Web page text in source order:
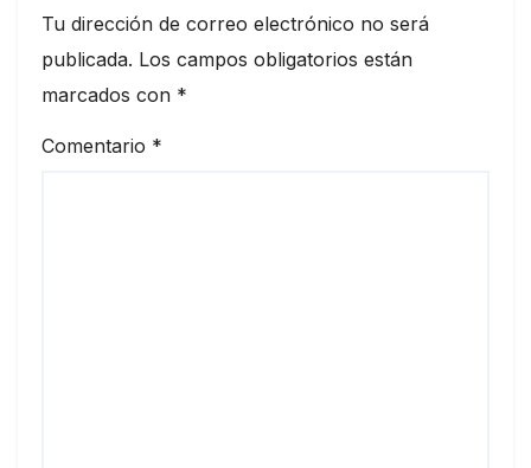
Tu dirección de correo electrónico no será
publicada. Los campos obligatorios están
marcados con *
Comentario *